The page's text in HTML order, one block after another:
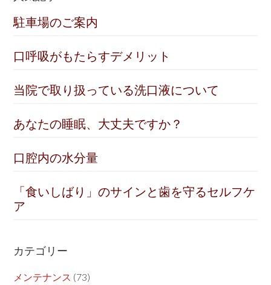
駐車場のご案内
口呼吸がもたらすデメリット
当院で取り扱っている洗口液について
あなたの睡眠、大丈夫ですか？
口腔内の水分量
「食いしばり」のサインと歯を守るセルフケ
ア
カテゴリー
メンテナンス (73)